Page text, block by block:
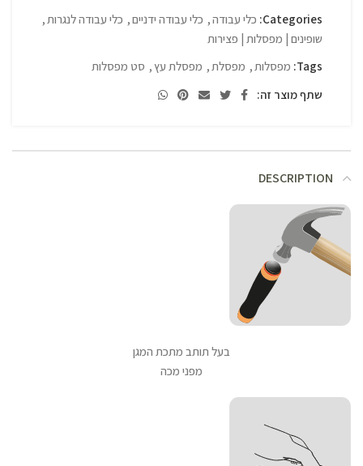
Categories: כלי עבודה, כלי עבודה ידניים, כלי עבודה לנגרות,
שופינים | מפסלות | פצירות
Tags: מפסלות, מפסלת, מפסלת עץ, סט מפסלות
שתף מוצר זה:
DESCRIPTION
בעל תותב מתכת המגן
מפני מכה